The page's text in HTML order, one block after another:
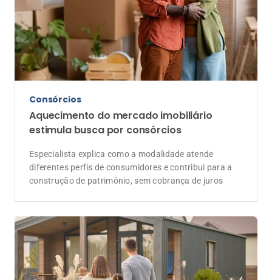
Consórcios
Aquecimento do mercado imobiliário
estimula busca por consórcios
Especialista explica como a modalidade atende
diferentes perfis de consumidores e contribui para a
construção de patrimônio, sem cobrança de juros